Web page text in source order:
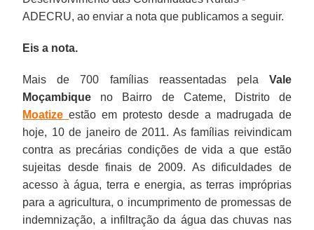
ADECRU, ao enviar a nota que publicamos a seguir.
Eis a nota.
Mais de 700 famílias reassentadas pela Vale
Moçambique no Bairro de Cateme, Distrito de
Moatizeestão em protesto desde a madrugada de
hoje, 10 de janeiro de 2011. As famílias reivindicam
contra as precárias condições de vida a que estão
sujeitas desde finais de 2009. As dificuldades de
acesso à água, terra e energia, as terras impróprias
para a agricultura, o incumprimento de promessas de
indemnização, a infiltração da água das chuvas nas